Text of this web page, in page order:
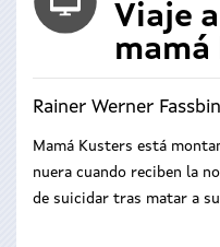
Viaje
Rainer Werner
Mamá Kusters está
nuera cuando reciben la
de suicidar tras matar a